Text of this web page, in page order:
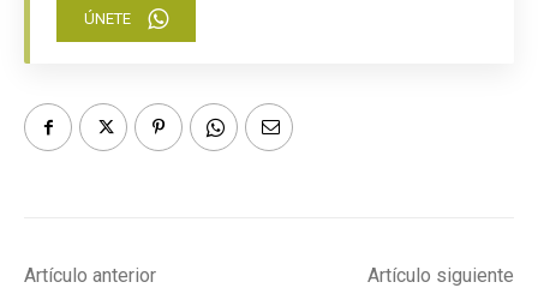
ÚNETE
Artículo anterior Artículo siguiente